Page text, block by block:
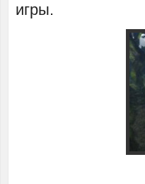
игры.